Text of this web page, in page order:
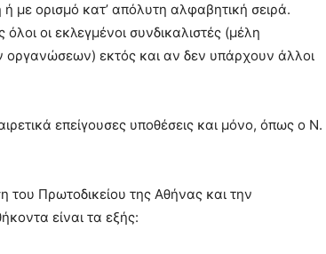
με ορισμό κατ’ απόλυτη αλφαβητική σειρά.
οι εκλεγμένοι συνδικαλιστές (μέλη
οργανώσεων) εκτός και αν δεν υπάρχουν άλλοι
επείγουσες υποθέσεις και μόνο, όπως ο Ν.
του Πρωτοδικείου της Αθήνας και την
είναι τα εξής: